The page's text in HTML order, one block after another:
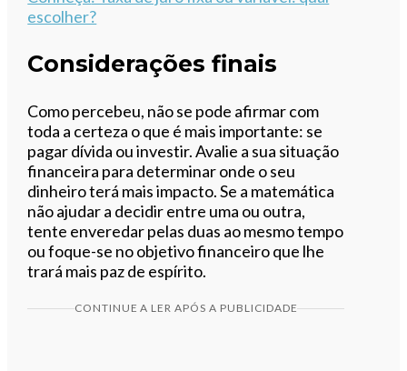
escolher?
Considerações finais
Como percebeu, não se pode afirmar com
toda a certeza o que é mais importante: se
pagar dívida ou investir. Avalie a sua situação
financeira para determinar onde o seu
dinheiro terá mais impacto. Se a matemática
não ajudar a decidir entre uma ou outra,
tente enveredar pelas duas ao mesmo tempo
ou foque-se no objetivo financeiro que lhe
trará mais paz de espírito.
CONTINUE A LER APÓS A PUBLICIDADE